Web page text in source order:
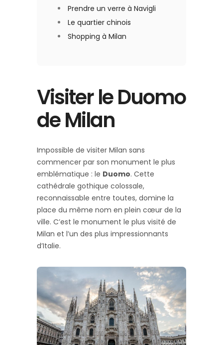
Prendre un verre à Navigli
Le quartier chinois
Shopping à Milan
Visiter le Duomo
de Milan
Impossible de visiter Milan sans
commencer par son monument le plus
emblématique : le Duomo. Cette
cathédrale gothique colossale,
reconnaissable entre toutes, domine la
place du même nom en plein cœur de la
ville. C’est le monument le plus visité de
Milan et l’un des plus impressionnants
d’Italie.